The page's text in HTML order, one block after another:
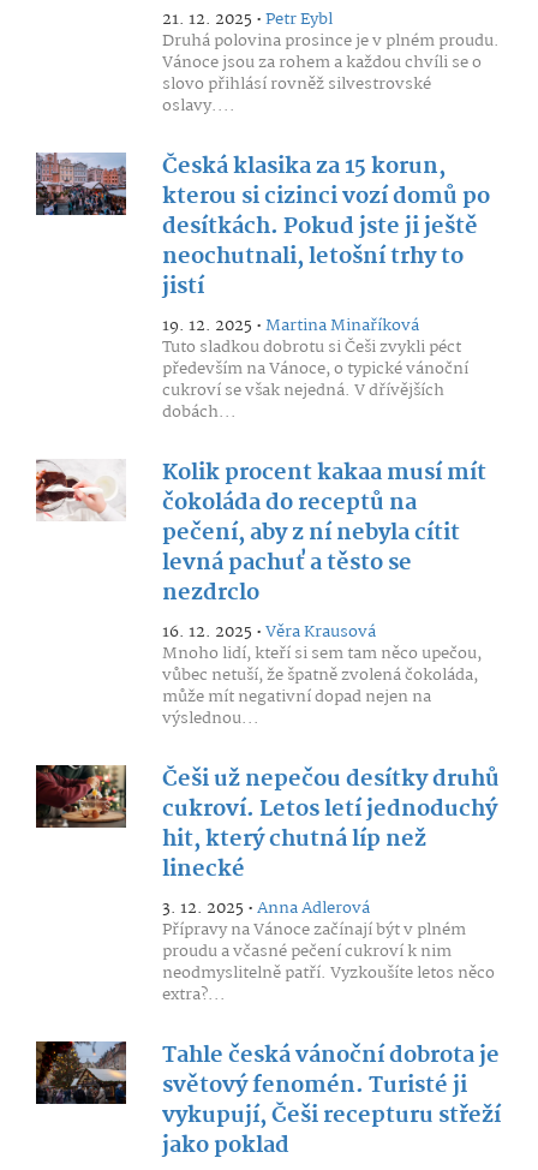
21. 12. 2025 •Petr Eybl
Druhá polovina prosince je v plném proudu.
Vánoce jsou za rohem a každou chvíli se o
slovo přihlásí rovněž silvestrovské
oslavy....
Česká klasika za 15 korun,
kterou si cizinci vozí domů po
desítkách. Pokud jste ji ještě
neochutnali, letošní trhy to
jistí
19. 12. 2025 •Martina Minaříková
Tuto sladkou dobrotu si Češi zvykli péct
především na Vánoce, o typické vánoční
cukroví se však nejedná. V dřívějších
dobách...
Kolik procent kakaa musí mít
čokoláda do receptů na
pečení, aby z ní nebyla cítit
levná pachuť a těsto se
nezdrclo
16. 12. 2025 •Věra Krausová
Mnoho lidí, kteří si sem tam něco upečou,
vůbec netuší, že špatně zvolená čokoláda,
může mít negativní dopad nejen na
výslednou...
Češi už nepečou desítky druhů
cukroví. Letos letí jednoduchý
hit, který chutná líp než
linecké
3. 12. 2025 •Anna Adlerová
Přípravy na Vánoce začínají být v plném
proudu a včasné pečení cukroví k nim
neodmyslitelně patří. Vyzkoušíte letos něco
extra?...
Tahle česká vánoční dobrota je
světový fenomén. Turisté ji
vykupují, Češi recepturu střeží
jako poklad